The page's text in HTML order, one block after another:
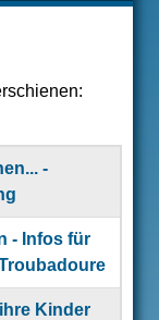
-
- Infos für
Kinder